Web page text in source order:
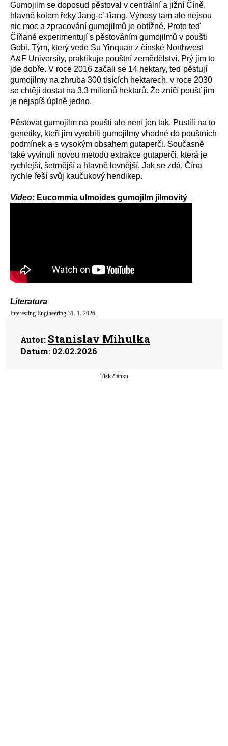
Gumojilm se doposud pěstoval v centrální a jižní Číně,
hlavně kolem řeky Jang-c’-ťiang. Výnosy tam ale nejsou
nic moc a zpracování gumojilmů je obtížné. Proto teď
Číňané experimentují s pěstováním gumojilmů v poušti
Gobi. Tým, který vede Su Yinquan z čínské Northwest
A&F University, praktikuje pouštní zemědělství. Prý jim to
jde dobře. V roce 2016 začali se 14 hektary, teď pěstují
gumojilmy na zhruba 300 tisících hektarech, v roce 2030
se chtějí dostat na 3,3 milionů hektarů. Že zničí poušť jim
je nejspíš úplně jedno.
Pěstovat gumojilm na poušti ale není jen tak. Pustili na to
genetiky, kteří jim vyrobili gumojilmy vhodné do pouštních
podmínek a s vysokým obsahem gutaperči. Současně
také vyvinuli novou metodu extrakce gutaperči, která je
rychlejší, šetrnější a hlavně levnější. Jak se zdá, Čína
rychle řeší svůj kaučukový hendikep.
Video: Eucommia ulmoides gumojilm jilmovitý
Literatura
Interesting Engineering 31. 1. 2026.
Autor: Stanislav Mihulka
Datum: 02.02.2026
Tisk článku